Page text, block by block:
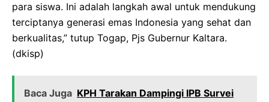
para siswa. Ini adalah langkah awal untuk mendukung
terciptanya generasi emas Indonesia yang sehat dan
berkualitas,” tutup Togap, Pjs Gubernur Kaltara.
(dkisp)
Baca Juga KPH Tarakan Dampingi IPB Survei